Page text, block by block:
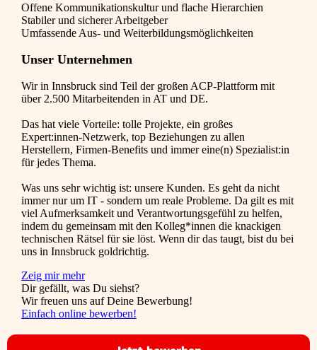
Offene Kommunikationskultur und flache Hierarchien
Stabiler und sicherer Arbeitgeber
Umfassende Aus- und Weiterbildungsmöglichkeiten
Unser Unternehmen
Wir in Innsbruck sind Teil der großen ACP-Plattform mit
über 2.500 Mitarbeitenden in AT und DE.
Das hat viele Vorteile: tolle Projekte, ein großes
Expert:innen-Netzwerk, top Beziehungen zu allen
Herstellern, Firmen-Benefits und immer eine(n) Spezialist:in
für jedes Thema.
Was uns sehr wichtig ist: unsere Kunden. Es geht da nicht
immer nur um IT - sondern um reale Probleme. Da gilt es mit
viel Aufmerksamkeit und Verantwortungsgefühl zu helfen,
indem du gemeinsam mit den Kolleg*innen die knackigen
technischen Rätsel für sie löst. Wenn dir das taugt, bist du bei
uns in Innsbruck goldrichtig.
Zeig mir mehr
Dir gefällt, was Du siehst?
Wir freuen uns auf Deine Bewerbung!
Einfach online bewerben!